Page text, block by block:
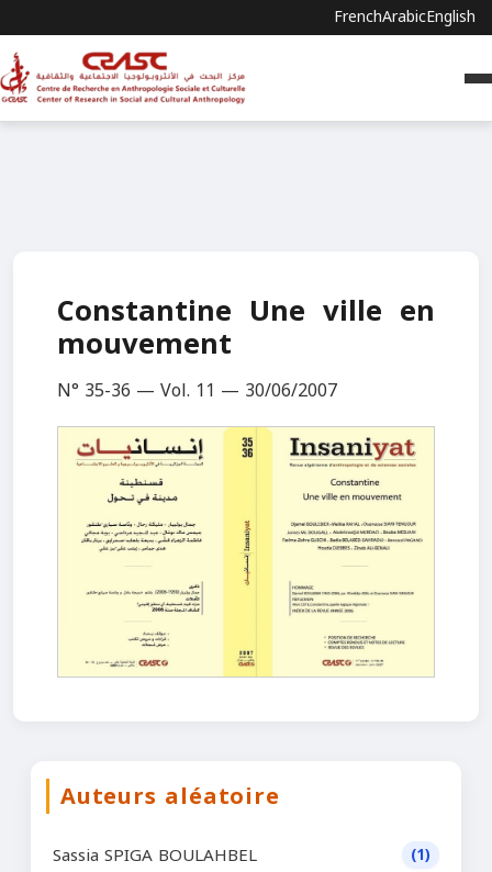
FrenchArabicEnglish
Constantine Une ville en
mouvement
N° 35-36 — Vol. 11 — 30/06/2007
Auteurs aléatoire
Sassia SPIGA BOULAHBEL (1)